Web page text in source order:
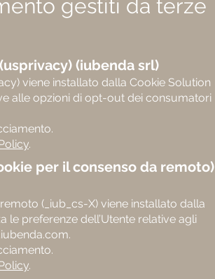
gestiti da terze
(iubenda srl)
viene installato dalla Cookie Solution
alle opzioni di opt-out dei consumatori
.
per il consenso da remoto)
(_iub_cs-X) viene installato dalla
le preferenze dell’Utente relative agli
.